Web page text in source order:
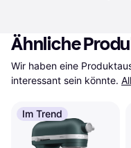
Ähnliche
Wir haben eine
interessant sein könnte.
Im Trend